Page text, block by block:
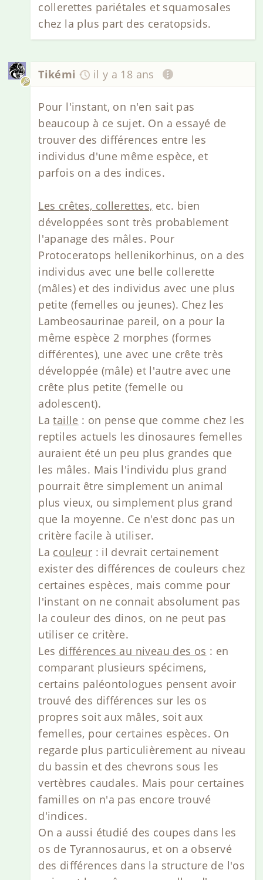
collerettes pariétales et squamosales
chez la plus part des ceratopsids.
Tikémi il y a 18 ans
Pour l'instant, on n'en sait pas
beaucoup à ce sujet. On a essayé de
trouver des différences entre les
individus d'une même espèce, et
parfois on a des indices.
Les crêtes, collerettes, etc. bien
développées sont très probablement
l'apanage des mâles. Pour
Protoceratops hellenikorhinus, on a des
individus avec une belle collerette
(mâles) et des individus avec une plus
petite (femelles ou jeunes). Chez les
Lambeosaurinae pareil, on a pour la
même espèce 2 morphes (formes
différentes), une avec une crête très
développée (mâle) et l'autre avec une
crête plus petite (femelle ou
adolescent).
Lataille : on pense que comme chez les
reptiles actuels les dinosaures femelles
auraient été un peu plus grandes que
les mâles. Mais l'individu plus grand
pourrait être simplement un animal
plus vieux, ou simplement plus grand
que la moyenne. Ce n'est donc pas un
critère facile à utiliser.
La couleur : il devrait certainement
exister des différences de couleurs chez
certaines espèces, mais comme pour
l'instant on ne connait absolument pas
la couleur des dinos, on ne peut pas
utiliser ce critère.
Les différences au niveau des os : en
comparant plusieurs spécimens,
certains paléontologues pensent avoir
trouvé des différences sur les os
propres soit aux mâles, soit aux
femelles, pour certaines espèces. On
regarde plus particulièrement au niveau
du bassin et des chevrons sous les
vertèbres caudales. Mais pour certaines
familles on n'a pas encore trouvé
d'indices.
On a aussi étudié des coupes dans les
os de Tyrannosaurus, et on a observé
des différences dans la structure de l'os